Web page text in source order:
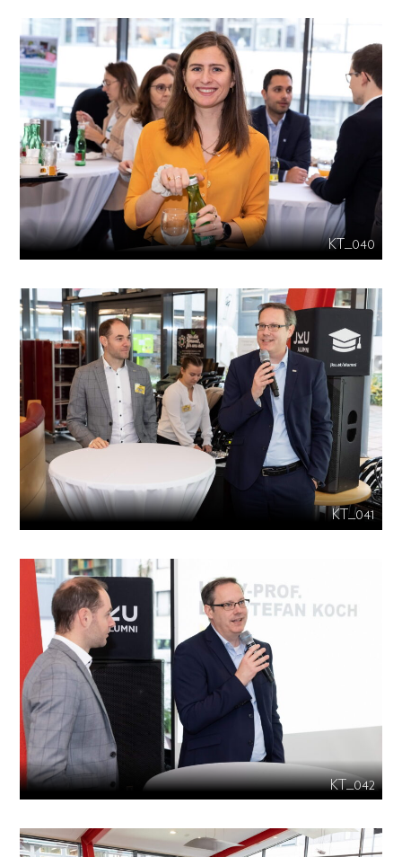
KT_040
KT_041
KT_042